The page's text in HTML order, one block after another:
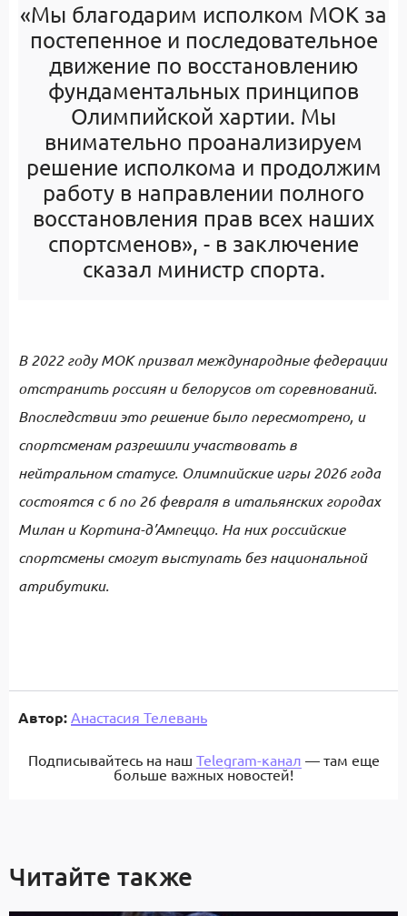
«Мы благодарим исполком МОК за
постепенное и последовательное
движение по восстановлению
фундаментальных принципов
Олимпийской хартии. Мы
внимательно проанализируем
решение исполкома и продолжим
работу в направлении полного
восстановления прав всех наших
спортсменов», - в заключение
сказал министр спорта.
В 2022 году МОК призвал международные федерации
отстранить россиян и белорусов от соревнований.
Впоследствии это решение было пересмотрено, и
спортсменам разрешили участвовать в
нейтральном статусе. Олимпийские игры 2026 года
состоятся с 6 по 26 февраля в итальянских городах
Милан и Кортина-д’Ампеццо. На них российские
спортсмены смогут выступать без национальной
атрибутики.
Автор: Анастасия Телевань
Подписывайтесь на наш Telegram-канал — там еще
больше важных новостей!
Читайте также